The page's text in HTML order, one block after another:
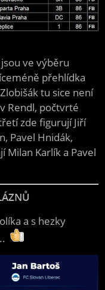
ve výběru
přehlídka
tu sice není
Rendl, počtvrté
zde figurují Jiří
Pavel Hnidák,
Milan Karlík a Pavel
a s hezky